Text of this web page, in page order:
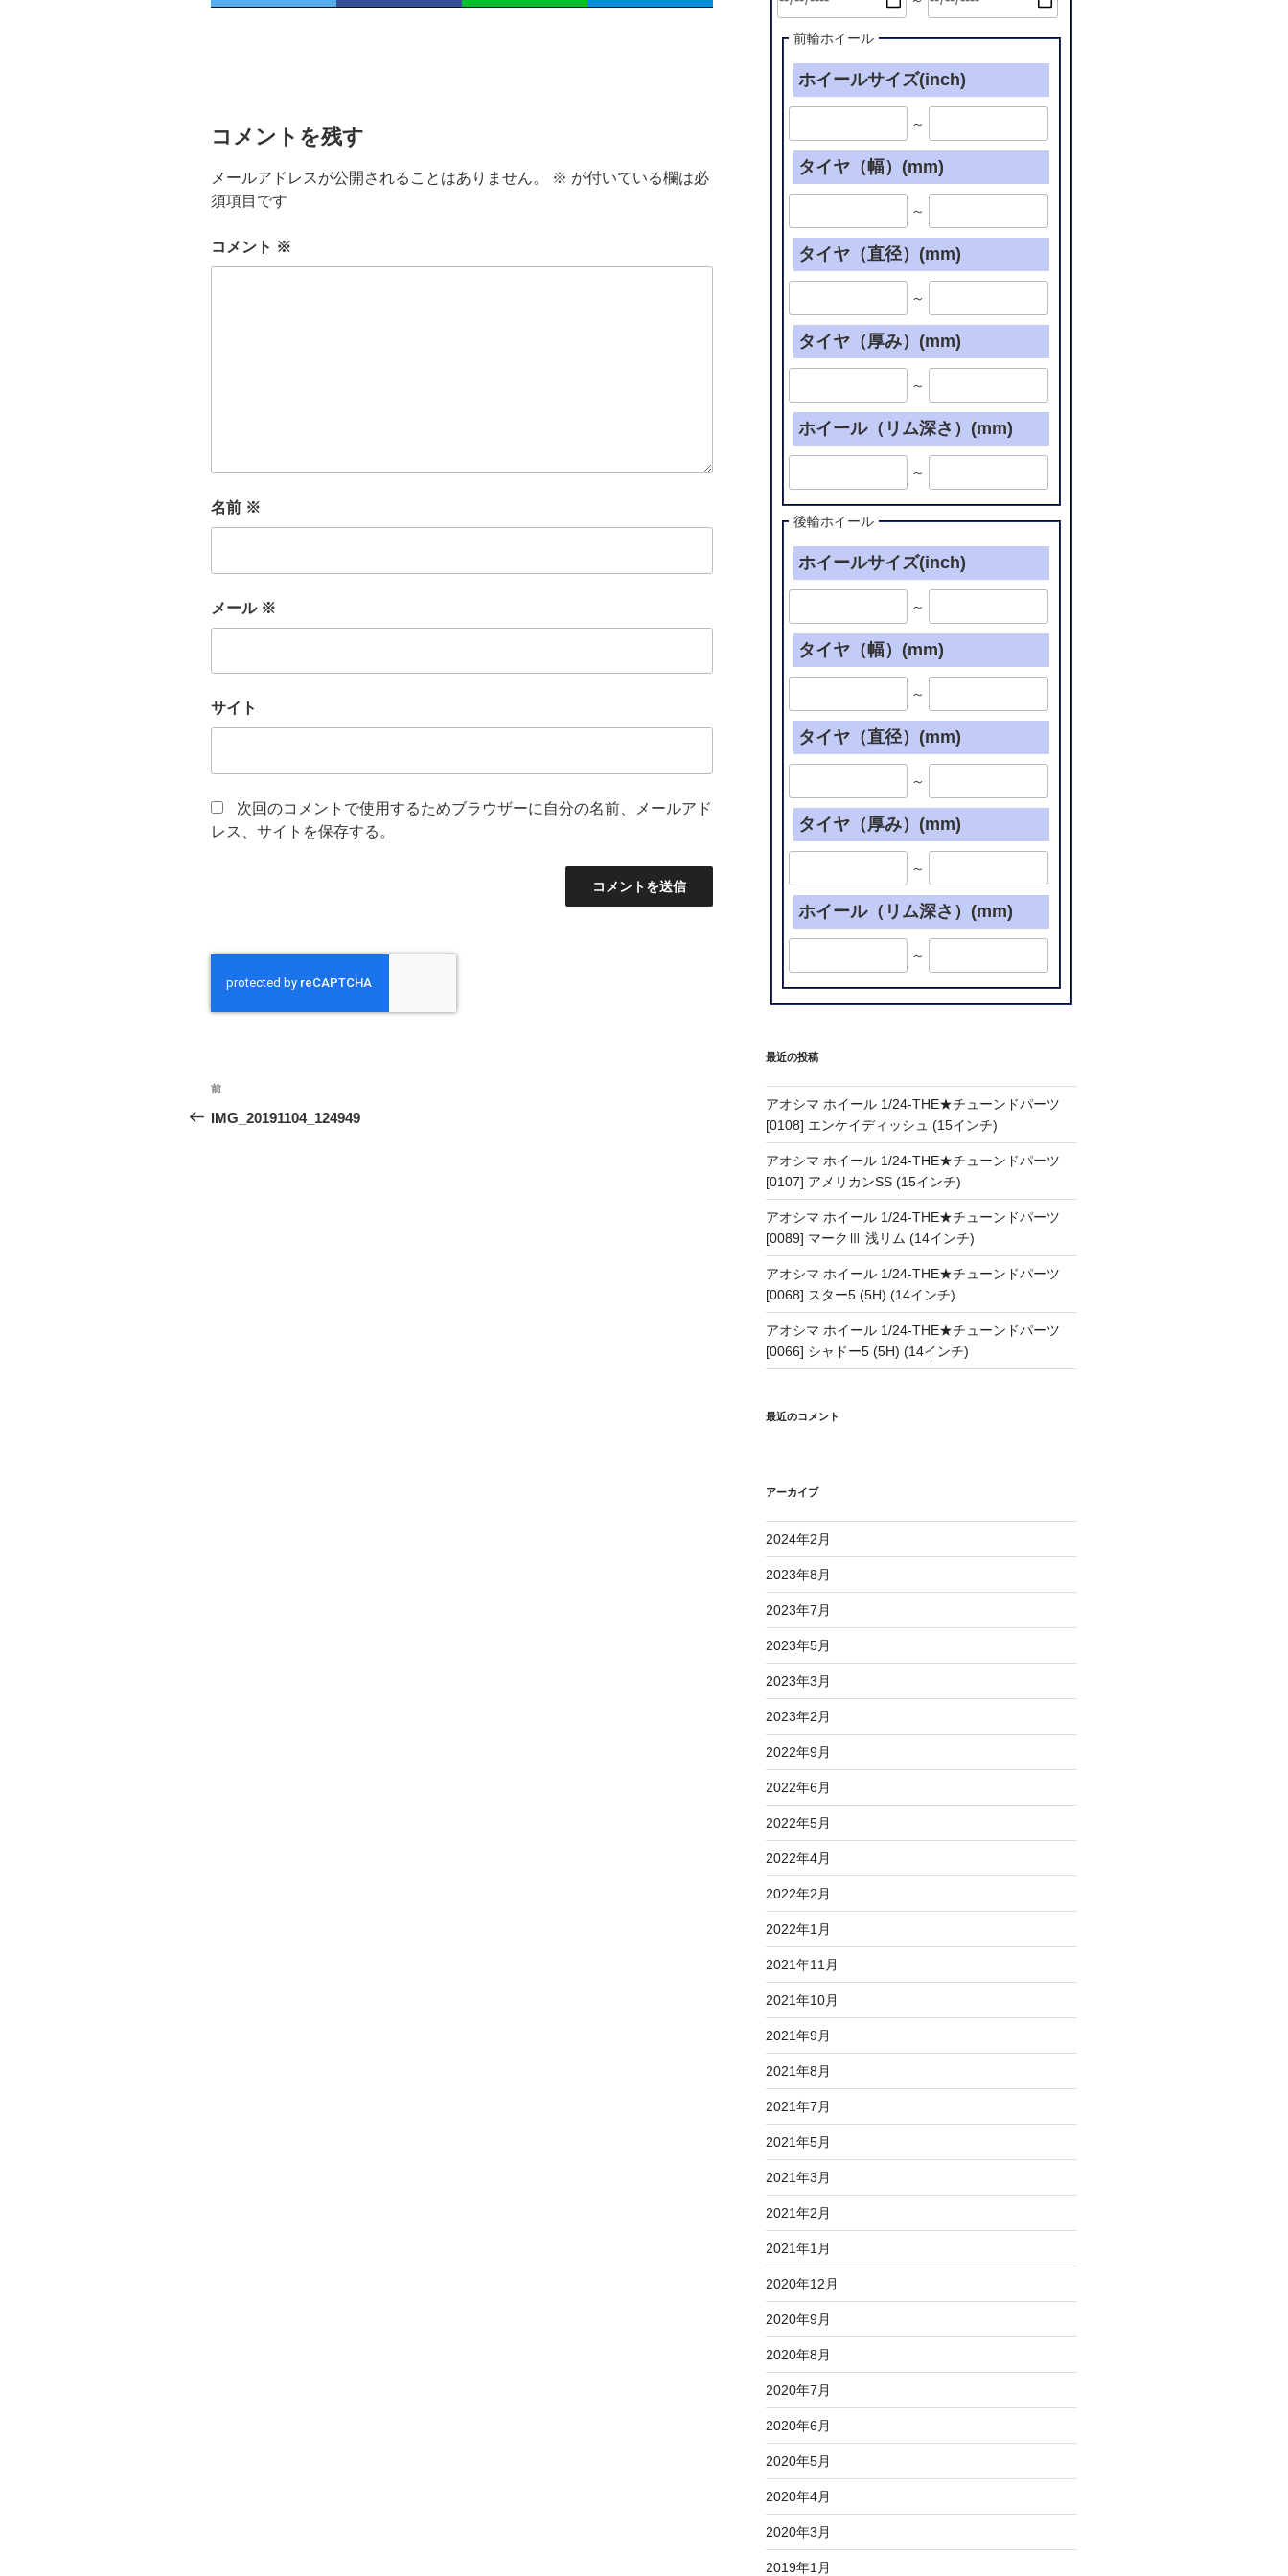
コメントを残す
メールアドレスが公開されることはありません。 ※ が付いている欄は必
須項目です
コメント ※
名前 ※
メール ※
サイト
次回のコメントで使用するためブラウザーに自分の名前、メールアド
レス、サイトを保存する。
投
稿
前
の
前
IMG_20191104_124949
前輪ホイール
ホイールサイズ(inch)
～
タイヤ（幅）(mm)
～
タイヤ（直径）(mm)
～
タイヤ（厚み）(mm)
～
ホイール（リム深さ）(mm)
～
後輪ホイール
ホイールサイズ(inch)
～
タイヤ（幅）(mm)
～
タイヤ（直径）(mm)
～
タイヤ（厚み）(mm)
～
ホイール（リム深さ）(mm)
～
最近の投稿
アオシマ ホイール 1/24-THE★チューンドパーツ
[0108] エンケイディッシュ (15インチ)
アオシマ ホイール 1/24-THE★チューンドパーツ
[0107] アメリカンSS (15インチ)
アオシマ ホイール 1/24-THE★チューンドパーツ
[0089] マークⅢ 浅リム (14インチ)
アオシマ ホイール 1/24-THE★チューンドパーツ
[0068] スター5 (5H) (14インチ)
アオシマ ホイール 1/24-THE★チューンドパーツ
[0066] シャドー5 (5H) (14インチ)
最近のコメント
アーカイブ
2024年2月
2023年8月
2023年7月
2023年5月
2023年3月
2023年2月
2022年9月
2022年6月
2022年5月
2022年4月
2022年2月
2022年1月
2021年11月
2021年10月
2021年9月
2021年8月
2021年7月
2021年5月
2021年3月
2021年2月
2021年1月
2020年12月
2020年9月
2020年8月
2020年7月
2020年6月
2020年5月
2020年4月
2020年3月
2019年1月